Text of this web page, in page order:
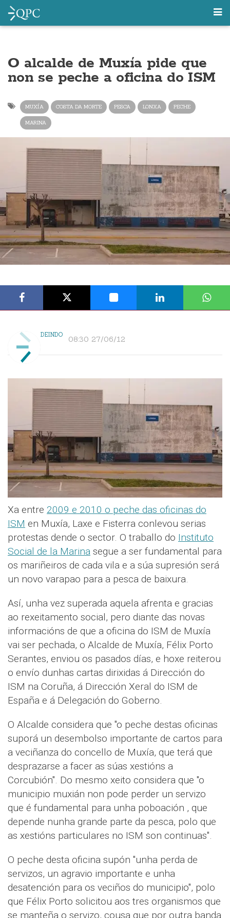
O alcalde de Muxía pide que
non se peche a oficina do ISM
MUXÍA COSTA DA MORTE PESCA LONXA PECHE
MARINA
DEINDO 08:30 27/06/12
Xa entre 2009 e 2010 o peche das oficinas do
ISM en Muxía, Laxe e Fisterra conlevou serias
protestas dende o sector. O traballo do Instituto
Social de la Marina segue a ser fundamental para
os mariñeiros de cada vila e a súa supresión será
un novo varapao para a pesca de baixura.
Así, unha vez superada aquela afrenta e gracias
ao rexeitamento social, pero diante das novas
informacións de que a oficina do ISM de Muxía
vai ser pechada, o Alcalde de Muxía, Félix Porto
Serantes, enviou os pasados días, e hoxe reiterou
o envío dunhas cartas dirixidas á Dirección do
ISM na Coruña, á Dirección Xeral do ISM de
España e á Delegación do Goberno.
O Alcalde considera que "o peche destas oficinas
suporá un desembolso importante de cartos para
a veciñanza do concello de Muxía, que terá que
desprazarse a facer as súas xestións a
Corcubión". Do mesmo xeito considera que "o
municipio muxián non pode perder un servizo
que é fundamental para unha poboación , que
depende nunha grande parte da pesca, polo que
as xestións particulares no ISM son continuas".
O peche desta oficina supón "unha perda de
servizos, un agravio importante e unha
desatención para os veciños do municipio", polo
que Félix Porto solicitou aos tres organismos que
se manteña o servizo, cousa que por outra banda